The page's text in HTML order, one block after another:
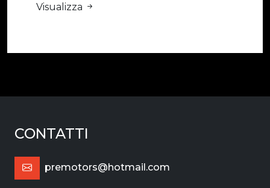
Visualizza
CONTATTI
premotors@hotmail.com